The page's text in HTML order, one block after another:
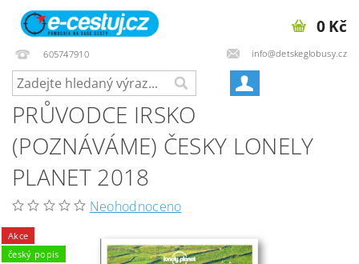
605747910 info@detskeglobusy.cz
0 Kč
PRŮVODCE IRSKO
(POZNÁVÁME) ČESKY LONELY
PLANET 2018
Neohodnoceno
Akce
český popis